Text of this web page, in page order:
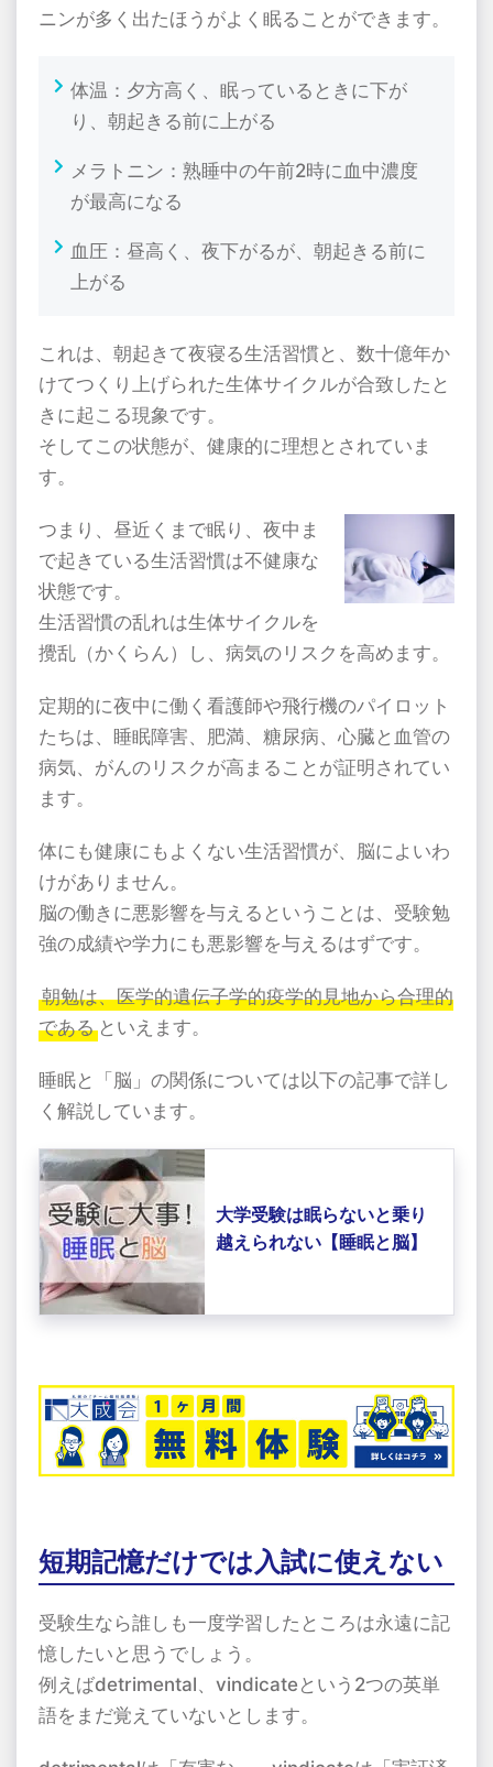
ニンが多く出たほうがよく眠ることができます。
体温：夕方高く、眠っているときに下が
り、朝起きる前に上がる
メラトニン：熟睡中の午前2時に血中濃度
が最高になる
血圧：昼高く、夜下がるが、朝起きる前に
上がる
これは、朝起きて夜寝る生活習慣と、数十億年か
けてつくり上げられた生体サイクルが合致したと
きに起こる現象です。
そしてこの状態が、健康的に理想とされていま
す。
つまり、昼近くまで眠り、夜中ま
で起きている生活習慣は不健康な
状態です。
生活習慣の乱れは生体サイクルを
攪乱（かくらん）し、病気のリスクを高めます。
定期的に夜中に働く看護師や飛行機のパイロット
たちは、睡眠障害、肥満、糖尿病、心臓と血管の
病気、がんのリスクが高まることが証明されてい
ます。
体にも健康にもよくない生活習慣が、脳によいわ
けがありません。
脳の働きに悪影響を与えるということは、受験勉
強の成績や学力にも悪影響を与えるはずです。
朝勉は、医学的遺伝子学的疫学的見地から合理的
である といえます。
睡眠と「脳」の関係については以下の記事で詳し
く解説しています。
大学受験は眠らないと乗り
越えられない【睡眠と脳】
短期記憶だけでは入試に使えない
受験生なら誰しも一度学習したところは永遠に記
憶したいと思うでしょう。
例えばdetrimental、 vindicate という 2つの英単
語をまだ覚えていないとします。